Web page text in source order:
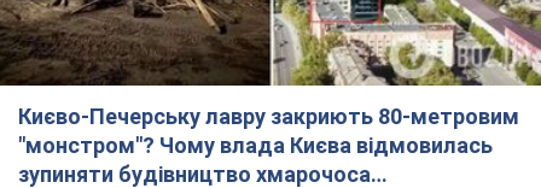
Києво-Печерську лавру закриють 80-метровим
"монстром"? Чому влада Києва відмовилась
зупиняти будівництво хмарочоса